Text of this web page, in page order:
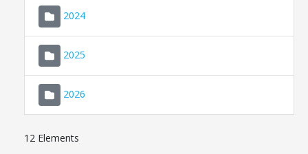
2024
2025
2026
12 Elements